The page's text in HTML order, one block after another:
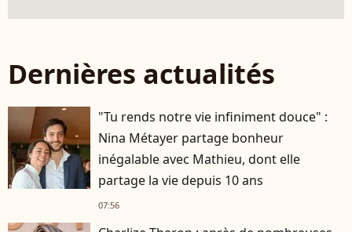
Dernières actualités
"Tu rends notre vie infiniment douce" :
Nina Métayer partage bonheur
inégalable avec Mathieu, dont elle
partage la vie depuis 10 ans
07:56